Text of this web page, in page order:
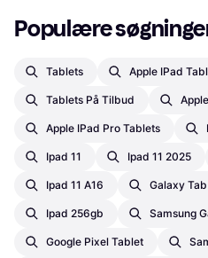
Populære
Tablets Apple IPad
Tablets På Tilbud
Apple IPad Pro Tablets
Ipad 11 Ipad 11 2025
Ipad 11 A16 Galaxy Tab
Ipad 256gb Samsung
Google Pixel Tablet